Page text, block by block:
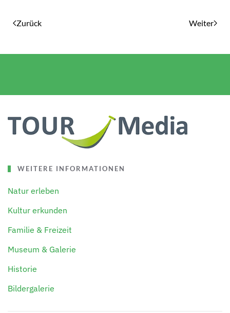
Zurück Weiter
WEITERE INFORMATIONEN
Natur erleben
Kultur erkunden
Familie & Freizeit
Museum & Galerie
Historie
Bildergalerie